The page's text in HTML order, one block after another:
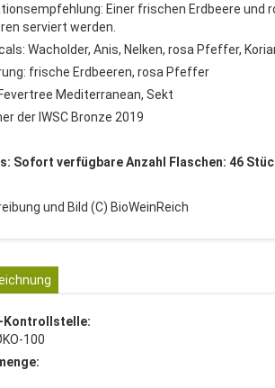
Einer frischen Erdbeere
serviert werden.
Wacholder, Anis, Nelken, rosa Pfeffer,
frische Erdbeeren, rosa Pfeffer
Mediterranean, Sekt
der IWSC Bronze 2019
Sofort verfügbare Anzahl Flaschen: 46
und Bild (C) BioWeinReich
Kontrollstelle:
100